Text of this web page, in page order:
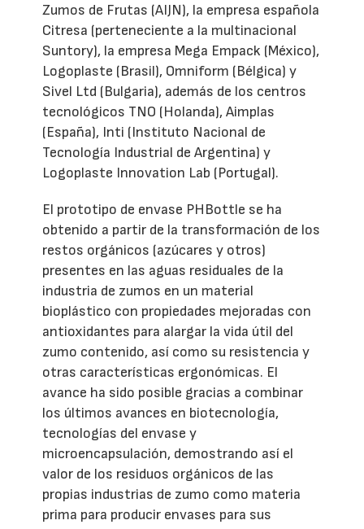
Zumos de Frutas (AIJN), la empresa española
Citresa (perteneciente a la multinacional
Suntory), la empresa Mega Empack (México),
Logoplaste (Brasil), Omniform (Bélgica) y
Sivel Ltd (Bulgaria), además de los centros
tecnológicos TNO (Holanda), Aimplas
(España), Inti (Instituto Nacional de
Tecnología Industrial de Argentina) y
Logoplaste Innovation Lab (Portugal).
El prototipo de envase PHBottle se ha
obtenido a partir de la transformación de los
restos orgánicos (azúcares y otros)
presentes en las aguas residuales de la
industria de zumos en un material
bioplástico con propiedades mejoradas con
antioxidantes para alargar la vida útil del
zumo contenido, así como su resistencia y
otras características ergonómicas. El
avance ha sido posible gracias a combinar
los últimos avances en biotecnología,
tecnologías del envase y
microencapsulación, demostrando así el
valor de los residuos orgánicos de las
propias industrias de zumo como materia
prima para producir envases para sus